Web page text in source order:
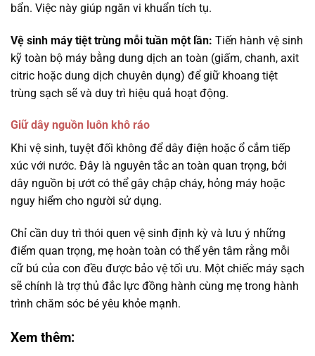
bẩn. Việc này giúp ngăn vi khuẩn tích tụ.
Vệ sinh máy tiệt trùng mỗi tuần một lần: Tiến hành vệ sinh
kỹ toàn bộ máy bằng dung dịch an toàn (giấm, chanh, axit
citric hoặc dung dịch chuyên dụng) để giữ khoang tiệt
trùng sạch sẽ và duy trì hiệu quả hoạt động.
Giữ dây nguồn luôn khô ráo
Khi vệ sinh, tuyệt đối không để dây điện hoặc ổ cắm tiếp
xúc với nước. Đây là nguyên tắc an toàn quan trọng, bởi
dây nguồn bị ướt có thể gây chập cháy, hỏng máy hoặc
nguy hiểm cho người sử dụng.
Chỉ cần duy trì thói quen vệ sinh định kỳ và lưu ý những
điểm quan trọng, mẹ hoàn toàn có thể yên tâm rằng mỗi
cữ bú của con đều được bảo vệ tối ưu. Một chiếc máy sạch
sẽ chính là trợ thủ đắc lực đồng hành cùng mẹ trong hành
trình chăm sóc bé yêu khỏe mạnh.
Xem thêm: